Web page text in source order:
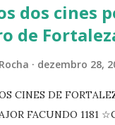
dos cines
de
dezembro 28,
CINES DE
FACUNDO 1181